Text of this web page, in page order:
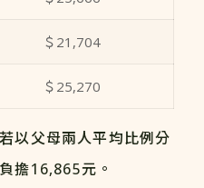
＄21,704
＄25,270
以父母兩人平均比例分
擔16,865元。